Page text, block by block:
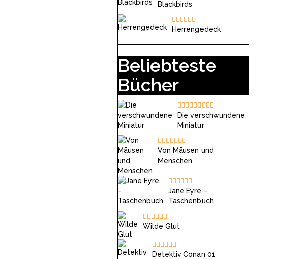
Blackbirds
Herrengedeck
Beliebteste
Bücher
Die verschwundene
Miniatur
Von Mäusen und
Menschen
Jane Eyre –
Taschenbuch
Wilde Glut
Detektiv Conan 01